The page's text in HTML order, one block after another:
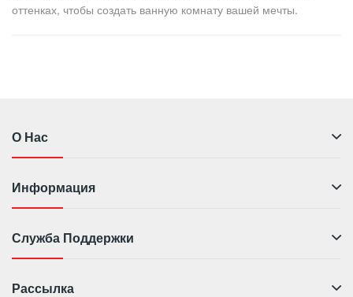
оттенках, чтобы создать ванную комнату вашей мечты.
О Нас
Информация
Служба Поддержки
Рассылка